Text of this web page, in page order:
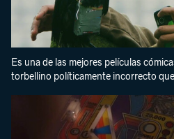
Es una de las mejores películas
torbellino políticamente incorrecto